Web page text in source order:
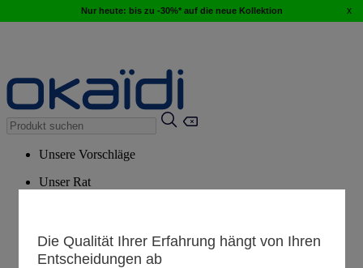
Nur heute: bis zu -30%* auf die neue Kollektion x
Unsere Vorschläge
Unser Rat
Die Qualität Ihrer Erfahrung hängt von Ihren
Entscheidungen ab